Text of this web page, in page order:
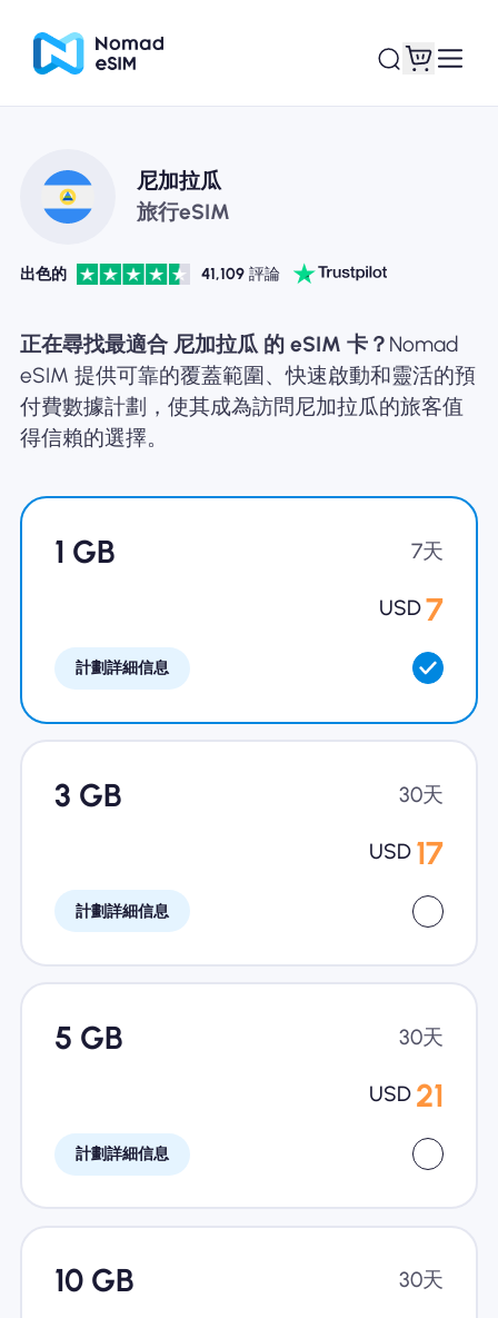
登錄 /註冊
關於eSIM
尼加拉瓜
旅行eSIM
出色的 41,109 評論
正在尋找最適合 尼加拉瓜 的 eSIM 卡？ Nomad
eSIM 提供可靠的覆蓋範圍、快速啟動和靈活的預
付費數據計劃，使其成為訪問尼加拉瓜的旅客值
得信賴的選擇。
1 GB 7天
USD 7
計劃詳細信息
3 GB 30天
USD 17
計劃詳細信息
5 GB 30天
USD 21
計劃詳細信息
10 GB 30天